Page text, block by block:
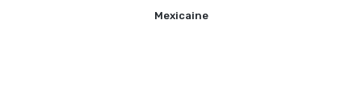
Mexicaine